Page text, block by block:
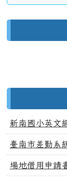
新南國小英文
臺南市差勤系
場地借用申請